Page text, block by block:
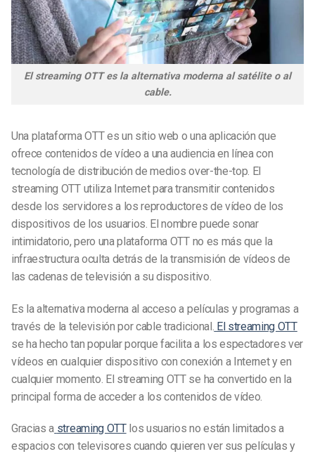
El streaming OTT es la alternativa moderna al satélite o al
cable.
Una plataforma OTT es un sitio web o una aplicación que
ofrece contenidos de vídeo a una audiencia en línea con
tecnología de distribución de medios over-the-top. El
streaming OTT utiliza Internet para transmitir contenidos
desde los servidores a los reproductores de vídeo de los
dispositivos de los usuarios. El nombre puede sonar
intimidatorio, pero una plataforma OTT no es más que la
infraestructura oculta detrás de la transmisión de vídeos de
las cadenas de televisión a su dispositivo.
Es la alternativa moderna al acceso a películas y programas a
través de la televisión por cable tradicional. El streaming OTT
se ha hecho tan popular porque facilita a los espectadores ver
vídeos en cualquier dispositivo con conexión a Internet y en
cualquier momento. El streaming OTT se ha convertido en la
principal forma de acceder a los contenidos de vídeo.
Gracias a streaming OTTlos usuarios no están limitados a
espacios con televisores cuando quieren ver sus películas y